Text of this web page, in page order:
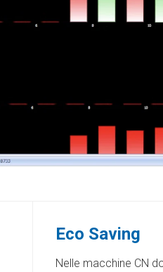
Eco Saving
Nelle macchine CN